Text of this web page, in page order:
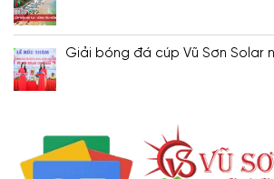
Giải bóng đá cúp Vũ Sơn Solar